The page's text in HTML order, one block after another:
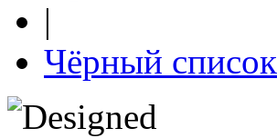
|
Чёрный список